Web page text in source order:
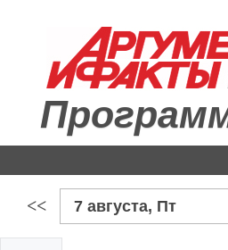
<< 7 августа, Пт